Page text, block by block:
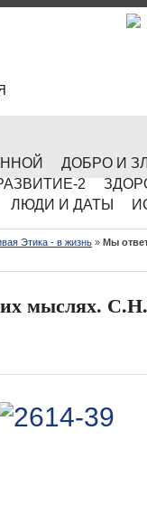
ДОБРО И
2
ЛЮДИ И ДАТЫ
Этика - в жизнь » Мы
мыслях.